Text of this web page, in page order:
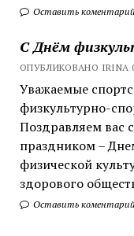
Оставить коментарий
С Днём
ОПУБЛИКОВАНО IRINA
Уважаемые
физкультурно-
Поздравляем вас
праздником –
физической
здорового
Оставить коментарий